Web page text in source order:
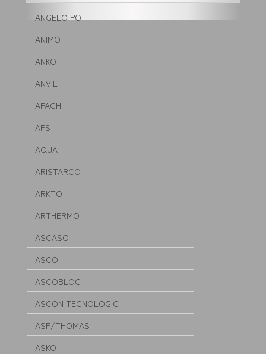
ANGELO PO
ANIMO
ANKO
ANVIL
APACH
APS
AQUA
ARISTARCO
ARKTO
ARTHERMO
ASCASO
ASCO
ASCOBLOC
ASCON TECNOLOGIC
ASF/THOMAS
ASKO